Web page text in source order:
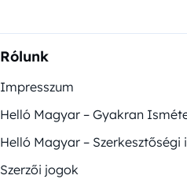
Rólunk
Impresszum
Helló Magyar – Gyakran
Helló Magyar – Szerkesztőségi
Szerzői jogok